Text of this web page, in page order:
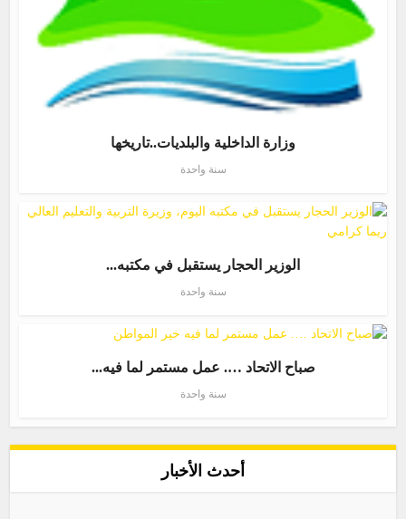
وزارة الداخلية والبلديات..تاريخها
سنة واحدة
الوزير الحجار يستقبل في مكتبه...
سنة واحدة
صباح الاتحاد …. عمل مستمر لما فيه...
سنة واحدة
أحدث الأخبار